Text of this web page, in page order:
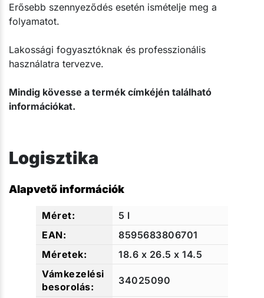
Erősebb szennyeződés esetén ismételje meg a
folyamatot.
Lakossági fogyasztóknak és professzionális
használatra tervezve.
Mindig kövesse a termék címkéjén található
információkat.
Logisztika
Alapvető információk
5 l
8595683806701
18.6 x 26.5 x 14.5
34025090